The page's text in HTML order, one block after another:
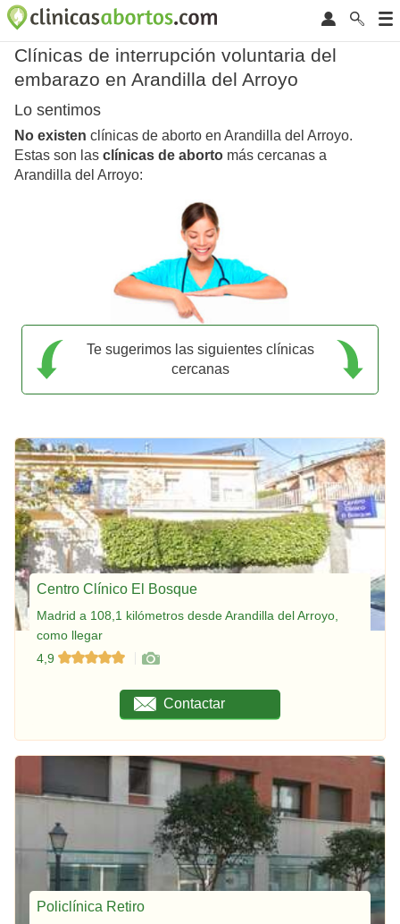
Clínicas de interrupción voluntaria del
embarazo en Arandilla del Arroyo
Lo sentimos
No existen clínicas de aborto en Arandilla del Arroyo.
Estas son las clínicas de aborto más cercanas a
Arandilla del Arroyo:
Te sugerimos las siguientes clínicas
cercanas
Centro Clínico El Bosque
Madrid a 108,1 kilómetros desde Arandilla del Arroyo,
como llegar
4,9
Contactar
Policlínica Retiro